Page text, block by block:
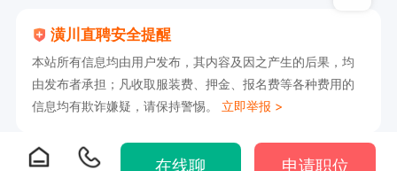
潢川直聘安全提醒
本站所有信息均由用户发布，其内容及因之产生的后果，均
由发布者承担；凡收取服装费、押金、报名费等各种费用的
信息均有欺诈嫌疑，请保持警惕。 立即举报 >
在线聊 申请职位